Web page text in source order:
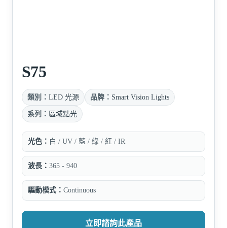
S75
類別： LED 光源 品牌： Smart Vision Lights
系列： 區域點光
光色： 白 / UV / 藍 / 綠 / 紅 / IR
波長： 365 - 940
驅動模式： Continuous
立即諮詢此產品